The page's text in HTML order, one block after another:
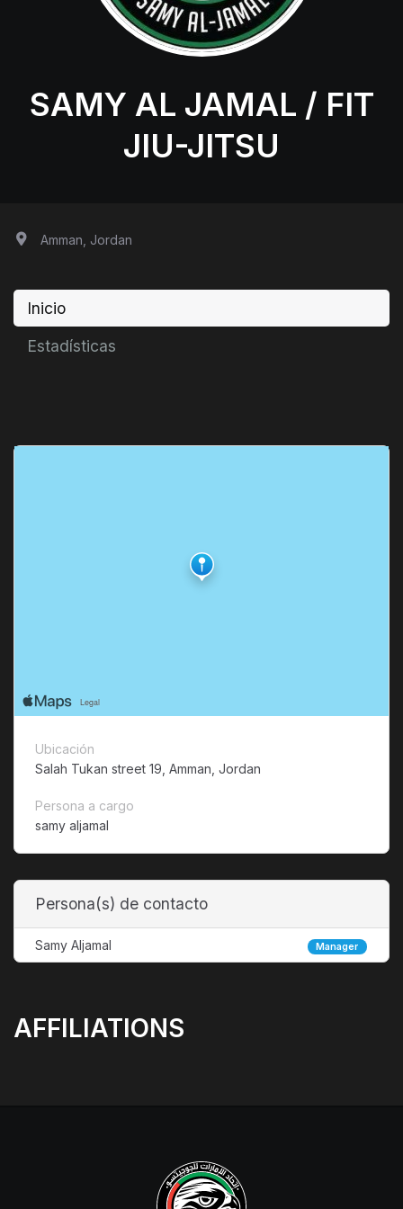
SAMY AL JAMAL / FIT
JIU-JITSU
Amman, Jordan
Inicio
Estadísticas
Ubicación
Salah Tukan street 19, Amman, Jordan
Persona a cargo
samy aljamal
Persona(s) de contacto
Samy Aljamal Manager
AFFILIATIONS